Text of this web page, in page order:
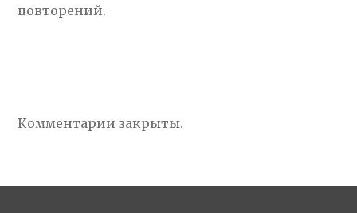
повторений.
Комментарии закрыты.